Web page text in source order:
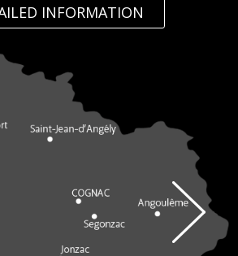
INFORMATION